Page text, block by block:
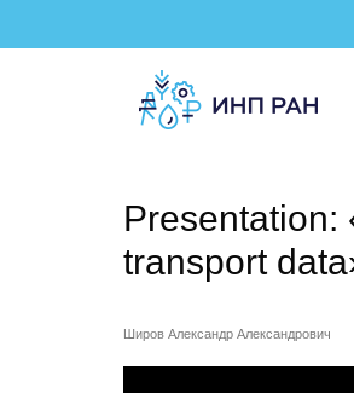
Presentation:
transport
Широв Александр Александрович